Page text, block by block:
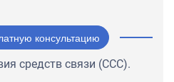
консультацию
средств связи (ССС).